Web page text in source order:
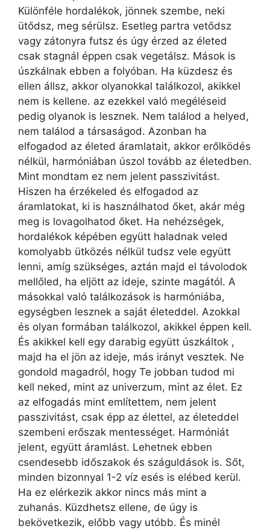
Különféle hordalékok, jönnek szembe, neki
ütődsz, meg sérülsz. Esetleg partra vetődsz
vagy zátonyra futsz és úgy érzed az életed
csak stagnál éppen csak vegetálsz. Mások is
úszkálnak ebben a folyóban. Ha küzdesz és
ellen állsz, akkor olyanokkal találkozol, akikkel
nem is kellene. az ezekkel való megéléseid
pedig olyanok is lesznek. Nem találod a helyed,
nem találod a társaságod. Azonban ha
elfogadod az életed áramlatait, akkor erőlködés
nélkül, harmóniában úszol tovább az életedben.
Mint mondtam ez nem jelent passzivitást.
Hiszen ha érzékeled és elfogadod az
áramlatokat, ki is használhatod őket, akár még
meg is lovagolhatod őket. Ha nehézségek,
hordalékok képében együtt haladnak veled
komolyabb ütközés nélkül tudsz vele együtt
lenni, amíg szükséges, aztán majd el távolodok
mellőled, ha eljött az ideje, szinte magától. A
másokkal való találkozások is harmóniába,
egységben lesznek a saját életeddel. Azokkal
és olyan formában találkozol, akikkel éppen kell.
És akikkel kell egy darabig együtt úszkáltok ,
majd ha el jön az ideje, más irányt vesztek. Ne
gondold magadról, hogy Te jobban tudod mi
kell neked, mint az univerzum, mint az élet. Ez
az elfogadás mint említettem, nem jelent
passzivitást, csak épp az élettel, az életeddel
szembeni erőszak mentességet. Harmóniát
jelent, együtt áramlást. Lehetnek ebben
csendesebb időszakok és száguldások is. Sőt,
minden bizonnyal 1-2 víz esés is elébed kerül.
Ha ez elérkezik akkor nincs más mint a
zuhanás. Küzdhetsz ellene, de úgy is
bekövetkezik, előbb vagy utóbb. És minél